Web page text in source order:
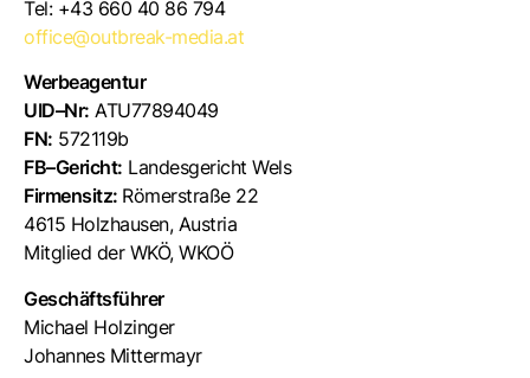
Tel: +43 660 40 86 794
office@outbreak-media.at
Werbeagentur
UID–Nr: ATU77894049
FN: 572119b
FB–Gericht: Landesgericht Wels
Firmensitz: Römerstraße 22
4615 Holzhausen, Austria
Mitglied der WKÖ, WKOÖ
Geschäftsführer
Michael Holzinger
Johannes Mittermayr